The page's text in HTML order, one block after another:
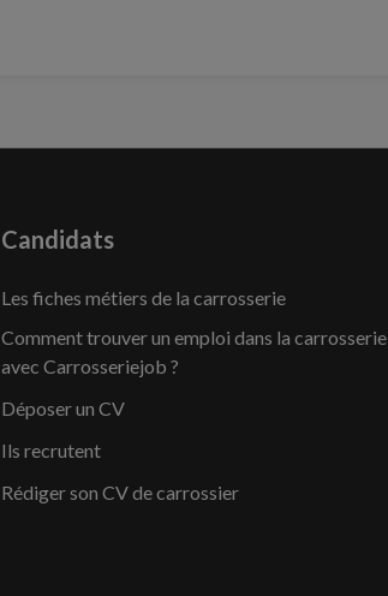
Candidats
Les fiches métiers de la carrosserie
Comment trouver un emploi dans la carrosserie
avec Carrosseriejob ?
Déposer un CV
Ils recrutent
Rédiger son CV de carrossier